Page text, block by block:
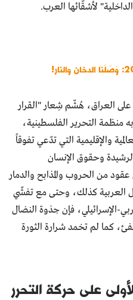
لأشقّائها العرب.
على العراق، هُشّم شِعار "القرار
منظمة التحرير الفلسطينية،
والإقليمية التي تدّعي تفوقاً
وحقوق الإنسان
من الحروب والمذابح والدمار
العربية كذلك، وحتى مع تفشّي
الإسرائيلي، فإن جذوة النضال
كما لم تخمد شرارة الثورة
على حركة التحرر